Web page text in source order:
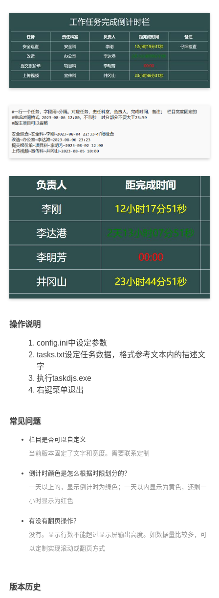
操作说明
config.ini中设定参数
tasks.txt设定任务数据，格式参考文本内的描述文
字
执行taskdjs.exe
右键菜单退出
常见问题
栏目是否可以自定义
当前版本固定了文字和宽度。需要联系定制
倒计时颜色是怎么根据时限划分的？
一天以上的，显示倒计时为绿色；一天以内显示为黄色，还剩一
小时显示为红色
有没有翻页操作？
没有。显示行数不能超过显示屏输出高度。如数据量比较多，可
以定制实现滚动或翻页方式
版本历史